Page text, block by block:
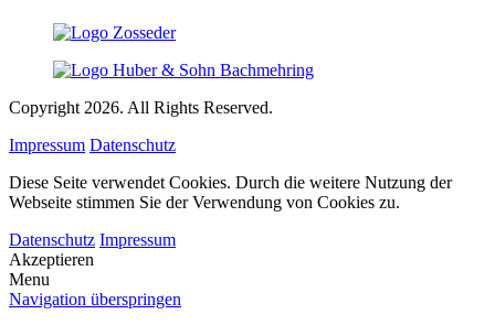
Copyright 2026. All Rights Reserved.
Impressum Datenschutz
Diese Seite verwendet Cookies. Durch die weitere Nutzung der
Webseite stimmen Sie der Verwendung von Cookies zu.
Datenschutz Impressum
Akzeptieren
Menu
Navigation überspringen